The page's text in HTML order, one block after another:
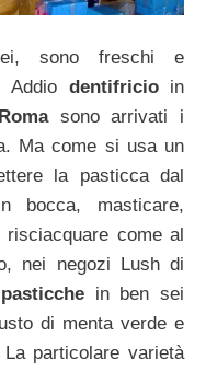
sono freschi e
Addio dentifricioin
sono arrivati i
Ma come si usa un
la pasticca dal
bocca, masticare,
come al
nei negozi Lush di
in ben sei
di menta verde e
particolare varietà